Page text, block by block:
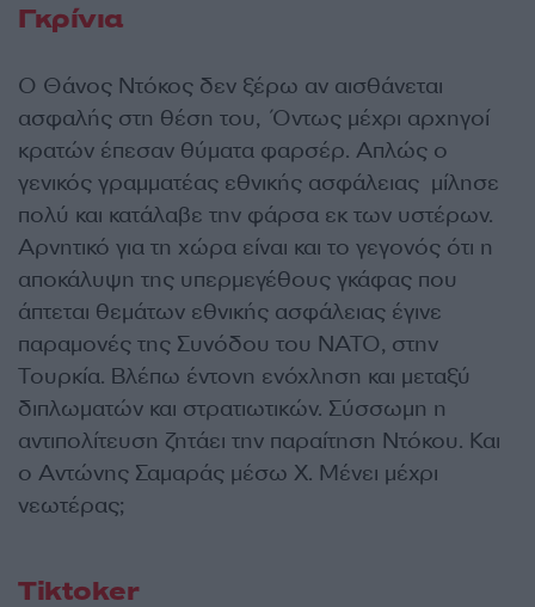
Γκρίνια
Ο Θάνος Ντόκος δεν ξέρω αν αισθάνεται
ασφαλής στη θέση του, Όντως μέχρι αρχηγοί
κρατών έπεσαν θύματα φαρσέρ. Απλώς ο
γενικός γραμματέας εθνικής ασφάλειας μίλησε
πολύ και κατάλαβε την φάρσα εκ των υστέρων.
Αρνητικό για τη χώρα είναι και το γεγονός ότι η
αποκάλυψη της υπερμεγέθους γκάφας που
άπτεται θεμάτων εθνικής ασφάλειας έγινε
παραμονές της Συνόδου του ΝΑΤΟ, στην
Τουρκία. Βλέπω έντονη ενόχληση και μεταξύ
διπλωματών και στρατιωτικών. Σύσσωμη η
αντιπολίτευση ζητάει την παραίτηση Ντόκου. Και
ο Αντώνης Σαμαράς μέσω X. Μένει μέχρι
νεωτέρας;
Tiktoker